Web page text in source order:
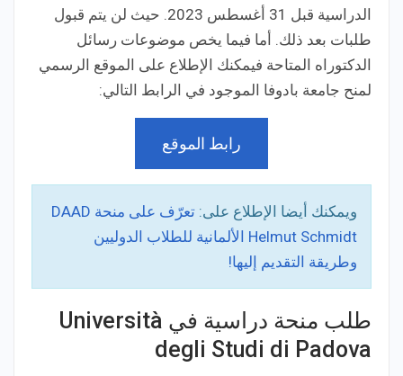
الدراسية قبل 31 أغسطس 2023. حيث لن يتم قبول
طلبات بعد ذلك. أما فيما يخص موضوعات رسائل
الدكتوراه المتاحة فيمكنك الإطلاع على الموقع الرسمي
لمنح جامعة بادوفا الموجود في الرابط التالي:
رابط الموقع
ويمكنك أيضا الإطلاع على:
تعرّف على منحة DAAD
Helmut Schmidt الألمانية للطلاب الدوليين
وطريقة التقديم إليها!
طلب منحة دراسية في Università
degli Studi di Padova